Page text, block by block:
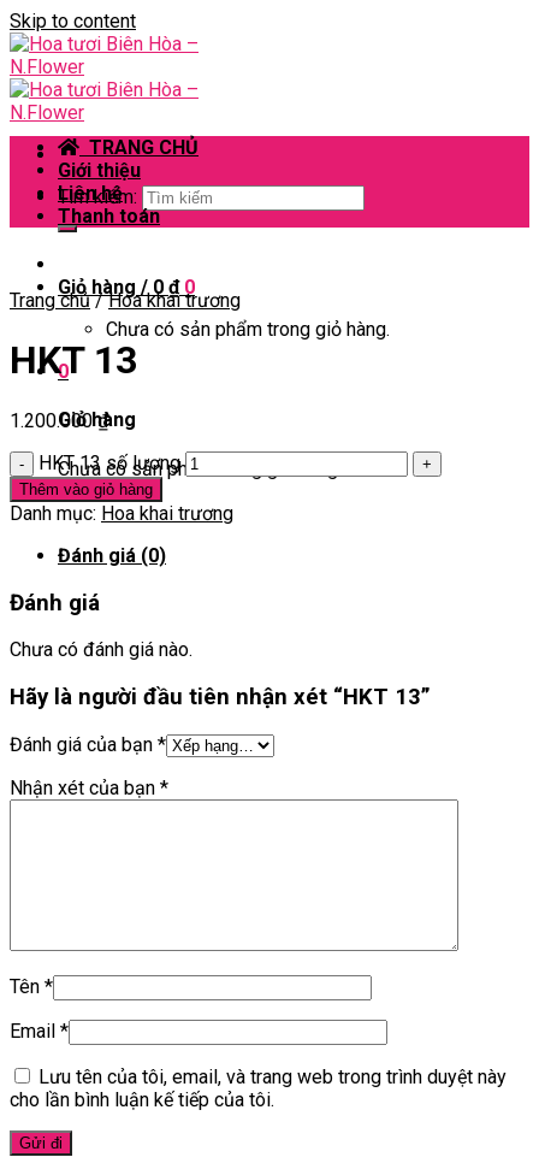
Skip to content
Tìm kiếm:
Giỏ hàng /0 ₫ 0
Chưa có sản phẩm trong giỏ hàng.
0
Giỏ hàng
Chưa có sản phẩm trong giỏ hàng.
TRANG CHỦ
Giới thiệu
Liên hệ
Thanh toán
Trang chủ / Hoa khai trương
HKT 13
1.200.000₫
HKT 13 số lượng
Thêm vào giỏ hàng
Danh mục: Hoa khai trương
Đánh giá (0)
Đánh giá
Chưa có đánh giá nào.
Hãy là người đầu tiên nhận xét “HKT 13”
Đánh giá của bạn *
Nhận xét của bạn *
Tên *
Email *
Lưu tên của tôi, email, và trang web trong trình duyệt này
cho lần bình luận kế tiếp của tôi.